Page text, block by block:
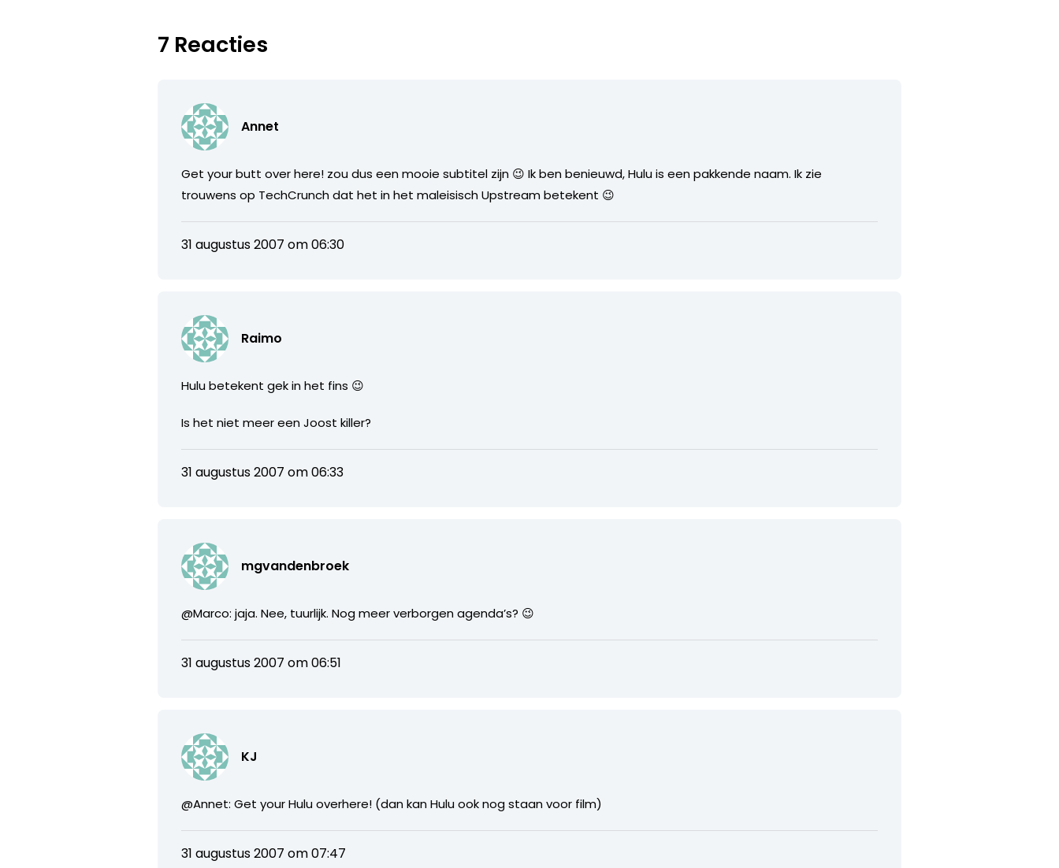
7 Reacties
Annet
Get your butt over here! zou dus een mooie subtitel zijn 😉 Ik ben benieuwd, Hulu is een pakkende naam. Ik zie
trouwens op TechCrunch dat het in het maleisisch Upstream betekent 😉
31 augustus 2007 om 06:30
Raimo
Hulu betekent gek in het fins 😉
Is het niet meer een Joost killer?
31 augustus 2007 om 06:33
mgvandenbroek
@Marco: jaja. Nee, tuurlijk. Nog meer verborgen agenda’s? 😉
31 augustus 2007 om 06:51
KJ
@Annet: Get your Hulu overhere! (dan kan Hulu ook nog staan voor film)
31 augustus 2007 om 07:47